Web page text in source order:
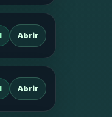
Abrir
Abrir